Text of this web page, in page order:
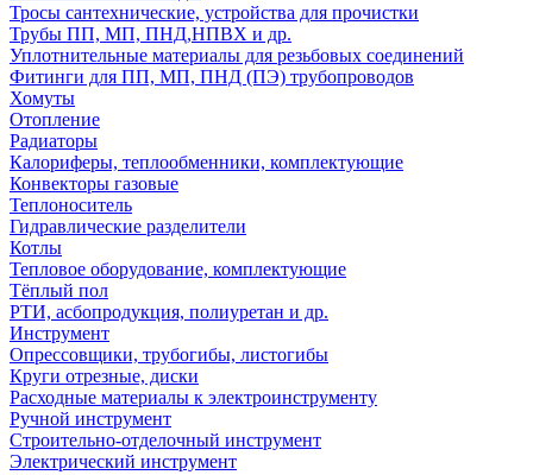
Тросы сантехнические, устройства для прочистки
Трубы ПП, МП, ПНД,НПВХ и др.
Уплотнительные материалы для резьбовых соединений
Фитинги для ПП, МП, ПНД (ПЭ) трубопроводов
Хомуты
Отопление
Радиаторы
Калориферы, теплообменники, комплектующие
Конвекторы газовые
Теплоноситель
Гидравлические разделители
Котлы
Тепловое оборудование, комплектующие
Тёплый пол
РТИ, асбопродукция, полиуретан и др.
Инструмент
Опрессовщики, трубогибы, листогибы
Круги отрезные, диски
Расходные материалы к электроинструменту
Ручной инструмент
Строительно-отделочный инструмент
Электрический инструмент